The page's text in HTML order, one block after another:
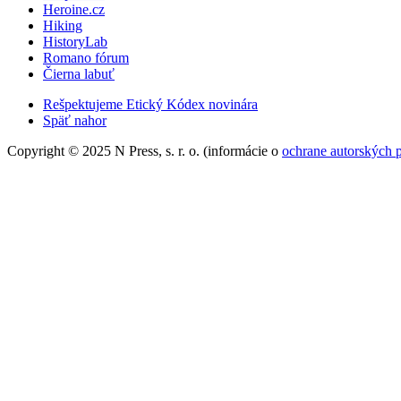
Heroine.cz
Hiking
HistoryLab
Romano fórum
Čierna labuť
Rešpektujeme Etický Kódex novinára
Späť nahor
Copyright © 2025 N Press, s. r. o. (informácie o ochrane autorských